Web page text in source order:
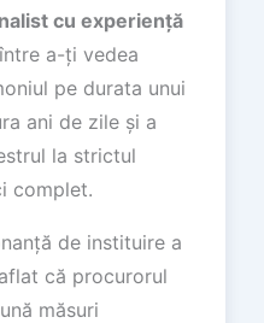
cu experiență
a-ți vedea
pe durata unui
ani de zile și a
la strictul
complet.
de instituire a
că procurorul
măsuri